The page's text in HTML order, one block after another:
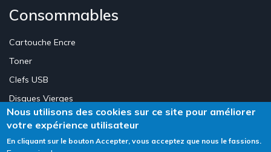
Consommables
Cartouche Encre
Toner
Clefs USB
Disques Vierges
Création Site E-commerce Luxembourg - Neweb Creations
Nous utilisons des cookies sur ce site pour améliorer
votre expérience utilisateur
En cliquant sur le bouton Accepter, vous acceptez que nous le fassions.